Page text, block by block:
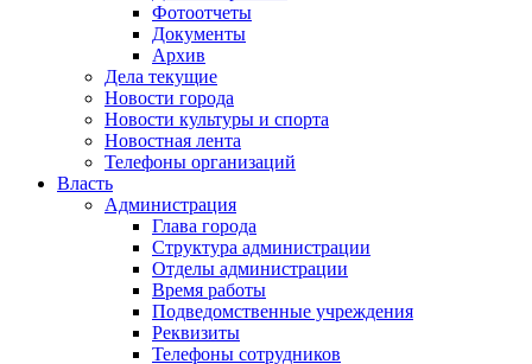
Фотоотчеты
Документы
Архив
Дела текущие
Новости города
Новости культуры и спорта
Новостная лента
Телефоны организаций
Власть
Администрация
Глава города
Структура администрации
Отделы администрации
Время работы
Подведомственные учреждения
Реквизиты
Телефоны сотрудников